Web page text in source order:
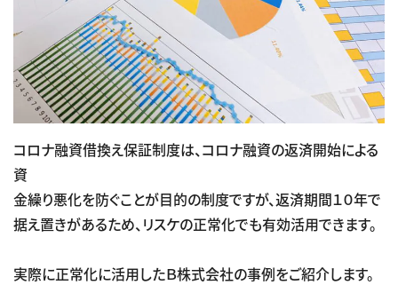
コロナ融資借換え保証制度は、コロナ融資の返済開始による
資
金繰り悪化を防ぐことが目的の制度ですが、返済期間１０年で
据え置きがあるため、リスケの正常化でも有効活用できます。
実際に正常化に活用したＢ株式会社の事例をご紹介します。